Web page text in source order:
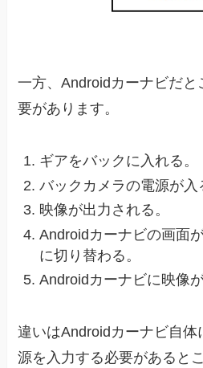
一方、Androidカーナビだ
要があります。
ギアをバックに入れる。
バックカメラの電源が入
映像が出力される。
Androidカーナビの画面
に切り替わる。
Androidカーナビに映像
違いはAndroidカーナビ自体
源を入力する必要があると